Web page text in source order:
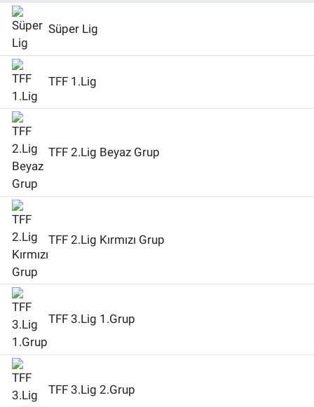
Süper Lig
TFF 1.Lig
TFF 2.Lig Beyaz Grup
TFF 2.Lig Kırmızı Grup
TFF 3.Lig 1.Grup
TFF 3.Lig 2.Grup